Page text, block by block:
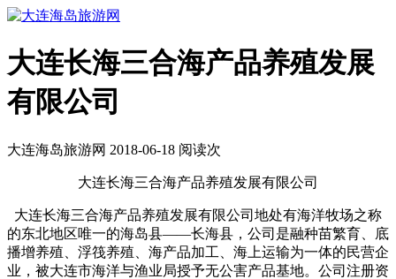
大连长海三合海产品养殖发展
有限公司
大连海岛旅游网 2018-06-18 阅读次
大连长海三合海产品养殖发展有限公司
大连长海三合海产品养殖发展有限公司地处有海洋牧场之称
的东北地区唯一的海岛县——长海县，公司是融种苗繁育、底
播增养殖、浮筏养殖、海产品加工、海上运输为一体的民营企
业，被大连市海洋与渔业局授予无公害产品基地。公司注册资